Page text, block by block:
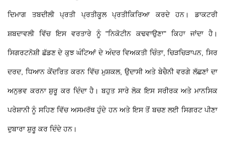
ਦਿਮਾਗ ਤਬਦੀਲੀ ਪ੍ਰਤੀ ਪ੍ਰਤੀਕੂਲ ਪ੍ਰਤੀਕਿਰਿਆ ਕਰਦੇ ਹਨ। ਡਾਕਟਰੀ
ਸ਼ਬਦਾਵਲੀ ਵਿੱਚ ਇਸ ਵਰਤਾਰੇ ਨੂੰ "ਨਿਕੋਟੀਨ ਕਢਵਾਉਣਾ" ਕਿਹਾ ਜਾਂਦਾ ਹੈ।
ਸਿਗਰਟਨੋਸ਼ੀ ਛੱਡਣ ਦੇ ਕੁਝ ਘੰਟਿਆਂ ਦੇ ਅੰਦਰ ਵਿਅਕਤੀ ਚਿੰਤਾ, ਚਿੜਚਿੜਾਪਨ, ਸਿਰ
ਦਰਦ, ਧਿਆਨ ਕੇਂਦਰਿਤ ਕਰਨ ਵਿੱਚ ਮੁਸ਼ਕਲ, ਉਦਾਸੀ ਅਤੇ ਬੇਚੈਨੀ ਵਰਗੇ ਲੱਛਣਾਂ ਦਾ
ਅਨੁਭਵ ਕਰਨਾ ਸ਼ੁਰੂ ਕਰ ਦਿੰਦਾ ਹੈ। ਬਹੁਤ ਸਾਰੇ ਲੋਕ ਇਸ ਸਰੀਰਕ ਅਤੇ ਮਾਨਸਿਕ
ਪਰੇਸ਼ਾਨੀ ਨੂੰ ਸਹਿਣ ਵਿੱਚ ਅਸਮਰੱਥ ਹੁੰਦੇ ਹਨ ਅਤੇ ਇਸ ਤੋਂ ਬਚਣ ਲਈ ਸਿਗਰਟ ਪੀਣਾ
ਦੁਬਾਰਾ ਸ਼ੁਰੂ ਕਰ ਦਿੰਦੇ ਹਨ।